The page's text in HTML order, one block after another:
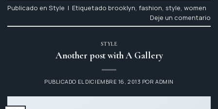
Publicado en Style | Etiquetado brooklyn, fashion, style, women
Deje un comentario
STYLE
Another post with A Gallery
PUBLICADO EL DICIEMBRE 16, 2013 PORADMIN